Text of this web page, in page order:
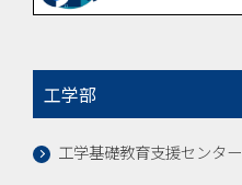
工学部
工学基礎教育支援センター